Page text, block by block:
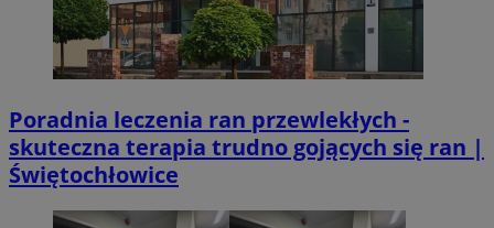
Poradnia leczenia ran przewlekłych -
skuteczna terapia trudno gojących się ran |
Świętochłowice